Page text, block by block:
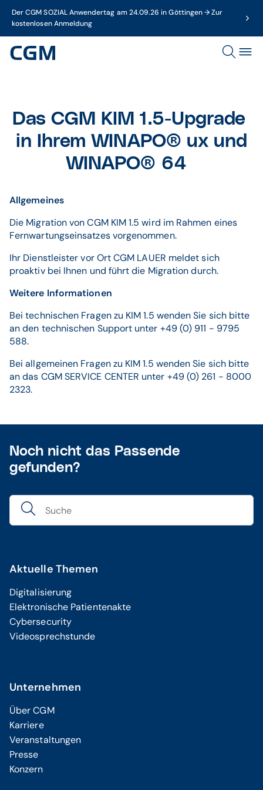
Der CGM SOZIAL Anwendertag am 24.09.26 in Göttingen → Zur
kostenlosen Anmeldung
Das CGM KIM 1.5-Upgrade
in Ihrem WINAPO® ux und
WINAPO® 64
Allgemeines
Die Migration von CGM KIM 1.5 wird im Rahmen eines
Fernwartungseinsatzes vorgenommen.
Ihr Dienstleister vor Ort CGM LAUER meldet sich
proaktiv bei Ihnen und führt die Migration durch.
Weitere Informationen
Bei technischen Fragen zu KIM 1.5 wenden Sie sich bitte
an den technischen Support unter +49 (0) 911 - 9795
588.
Bei allgemeinen Fragen zu KIM 1.5 wenden Sie sich bitte
an das CGM SERVICE CENTER unter +49 (0) 261 - 8000
2323.
Noch nicht das Passende
gefunden?
Aktuelle Themen
Digitalisierung
Elektronische Patientenakte
Cybersecurity
Videosprechstunde
Unternehmen
Über CGM
Karriere
Veranstaltungen
Presse
Konzern